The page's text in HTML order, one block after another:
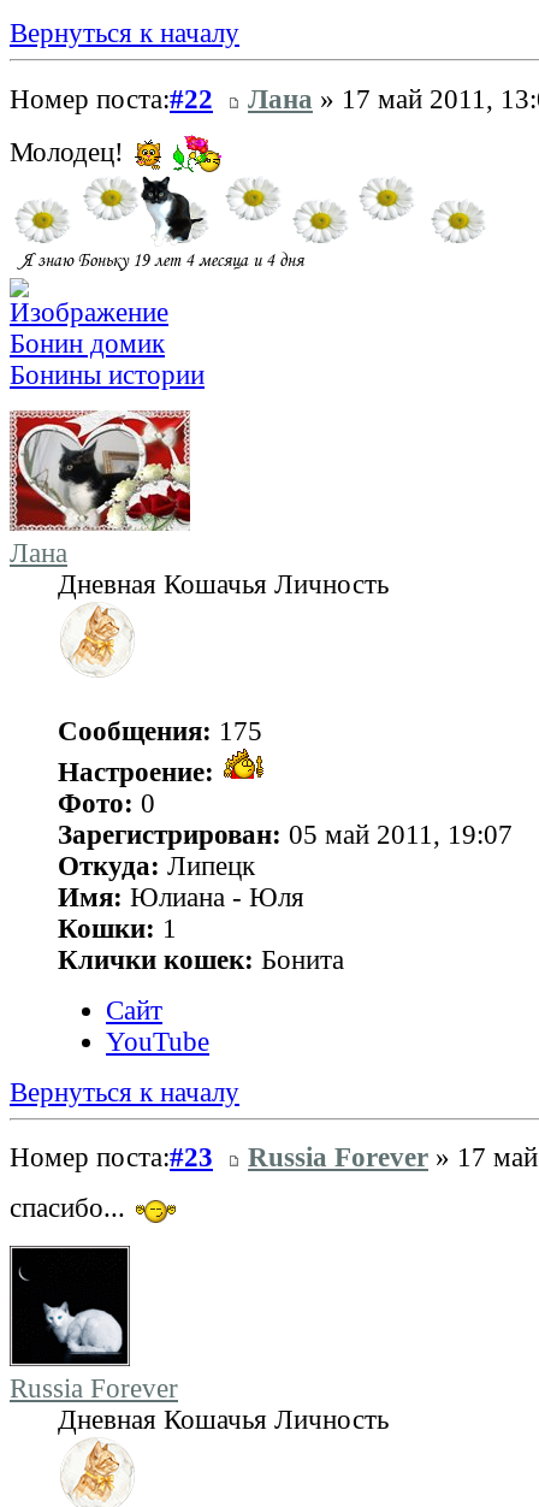
Вернуться к началу
Номер поста:#22 Лана » 17 май 2011,
Молодец!
Бонин домик
Бонины истории
Лана
Дневная Кошачья Личность
Сообщения: 175
Настроение:
Фото: 0
Зарегистрирован: 05 май 2011, 19:07
Откуда: Липецк
Имя: Юлиана - Юля
Кошки: 1
Клички кошек: Бонита
Сайт
YouTube
Вернуться к началу
Номер поста:#23 Russia Forever » 17
спасибо...
Russia Forever
Дневная Кошачья Личность